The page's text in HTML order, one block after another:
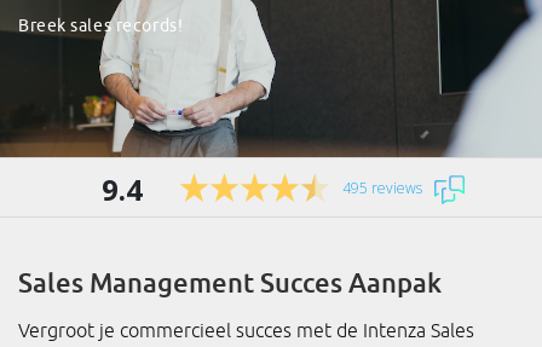
Breek sales records!
9.4 495 reviews
Sales Management Succes Aanpak
Vergroot je commercieel succes met de Intenza Sales